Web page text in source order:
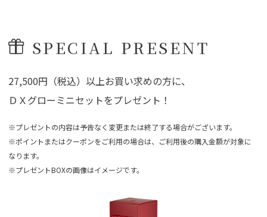
SPECIAL PRESENT
27,500円（税込）以上お買い求めの方に、
ＤＸグローミニセットをプレゼント！
※プレゼントの内容は予告なく変更または終了する場合がございます。
※ポイントまたはクーポンをご利用の場合は、ご利用後の購入金額が対象に
なります。
※プレゼントBOXの画像はイメージです。